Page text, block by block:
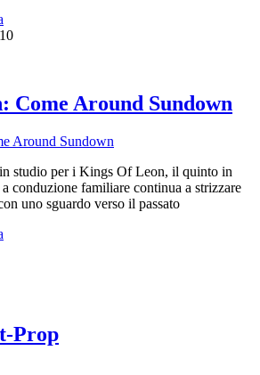
Come Around Sundown
studio per i Kings Of Leon, il quinto in
conduzione familiare continua a strizzare
uno sguardo verso il passato
Prop